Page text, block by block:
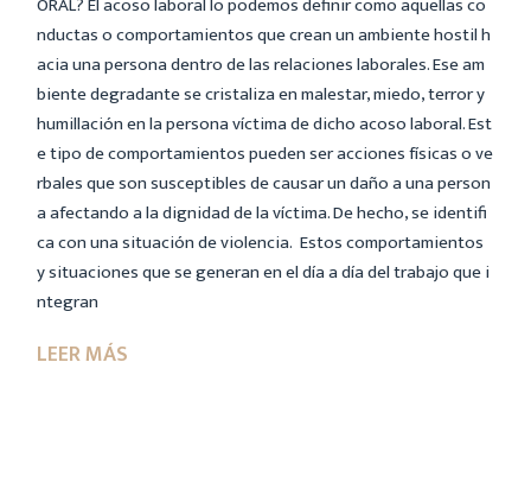
nductas o comportamientos que crean un ambiente hostil h
acia una persona dentro de las relaciones laborales. Ese am
biente degradante se cristaliza en malestar, miedo, terror y
humillación en la persona víctima de dicho acoso laboral. Est
e tipo de comportamientos pueden ser acciones físicas o ve
rbales que son susceptibles de causar un daño a una person
a afectando a la dignidad de la víctima. De hecho, se identifi
ca con una situación de violencia. Estos comportamientos
y situaciones que se generan en el día a día del trabajo que i
ntegran